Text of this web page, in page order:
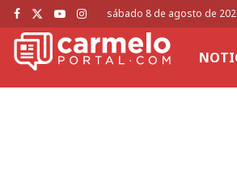
sábado 8 de agosto de